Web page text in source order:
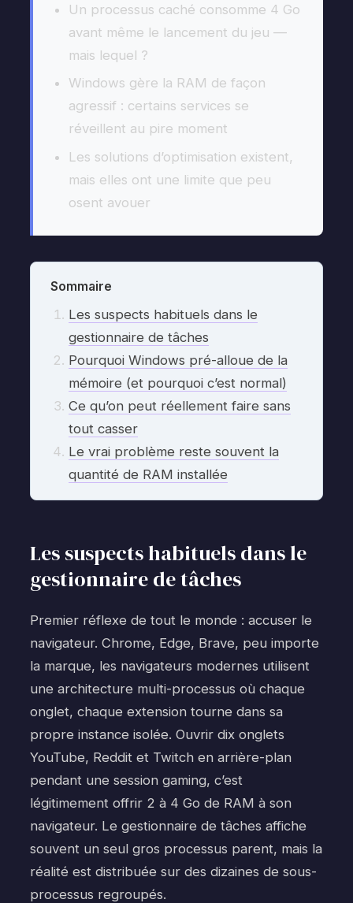
Un processus caché consomme 4 Go
avant même le lancement du jeu —
mais lequel ?
Windows gère la RAM de façon
agressif : certains services se
réveillent au pire moment
Les solutions d’optimisation existent,
mais elles ont une limite que peu
osent avouer
Sommaire
Les suspects habituels dans le
gestionnaire de tâches
Pourquoi Windows pré-alloue de la
mémoire (et pourquoi c’est normal)
Ce qu’on peut réellement faire sans
tout casser
Le vrai problème reste souvent la
quantité de RAM installée
Les suspects habituels dans le
gestionnaire de tâches
Premier réflexe de tout le monde : accuser le
navigateur. Chrome, Edge, Brave, peu importe
la marque, les navigateurs modernes utilisent
une architecture multi-processus où chaque
onglet, chaque extension tourne dans sa
propre instance isolée. Ouvrir dix onglets
YouTube, Reddit et Twitch en arrière-plan
pendant une session gaming, c’est
légitimement offrir 2 à 4 Go de RAM à son
navigateur. Le gestionnaire de tâches affiche
souvent un seul gros processus parent, mais la
réalité est distribuée sur des dizaines de sous-
processus regroupés.